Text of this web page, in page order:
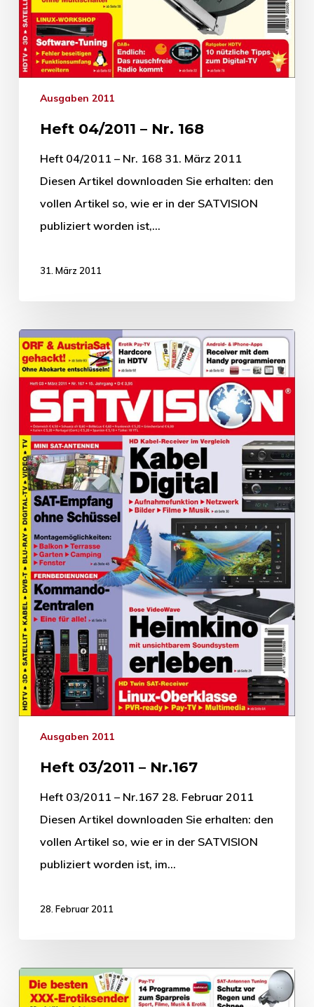
Ausgaben 2011
Heft 04/2011 – Nr. 168
Heft 04/2011 – Nr. 168 31. März 2011
Diesen Artikel downloaden Sie erhalten: den
vollen Artikel so, wie er in der SATVISION
publiziert worden ist,…
31. März 2011
Ausgaben 2011
Heft 03/2011 – Nr.167
Heft 03/2011 – Nr.167 28. Februar 2011
Diesen Artikel downloaden Sie erhalten: den
vollen Artikel so, wie er in der SATVISION
publiziert worden ist, im…
28. Februar 2011